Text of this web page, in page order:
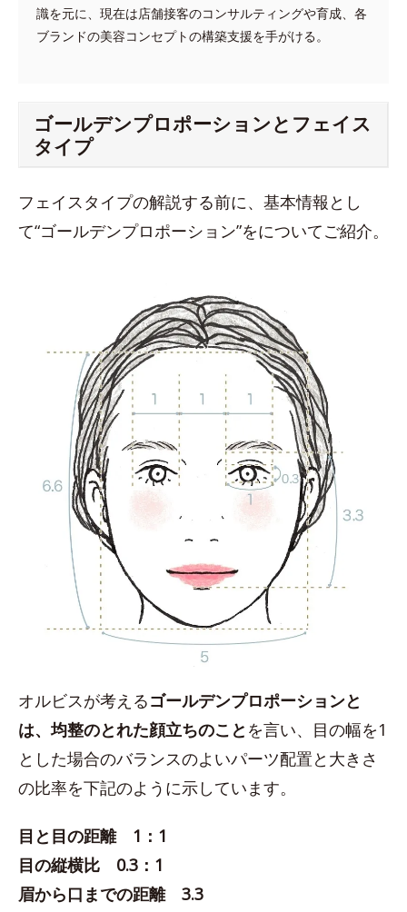
識を元に、現在は店舗接客のコンサルティングや育成、各
ブランドの美容コンセプトの構築支援を手がける。
ゴールデンプロポーションとフェイス
タイプ
フェイスタイプの解説する前に、基本情報とし
て“ゴールデンプロポーション”をについてご紹介。
オルビスが考えるゴールデンプロポーションと
は、均整のとれた顔立ちのこと を言い、目の幅を1
とした場合のバランスのよいパーツ配置と大きさ
の比率を下記のように示しています。
目と目の距離 1：1
目の縦横比 0.3：1
眉から口までの距離 3.3